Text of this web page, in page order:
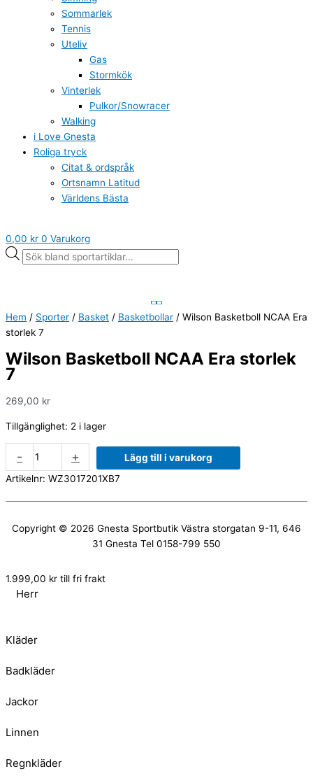
Sommarlek
Tennis
Uteliv
Gas
Stormkök
Vinterlek
Pulkor/Snowracer
Walking
i Love Gnesta
Roliga tryck
Citat & ordspråk
Ortsnamn Latitud
Världens Bästa
0,00 kr 0 Varukorg
Hem / Sporter / Basket / Basketbollar / Wilson Basketboll NCAA Era
storlek 7
Wilson Basketboll NCAA Era storlek
7
269,00 kr
Tillgänglighet: 2 i lager
- +
Lägg till i varukorg
Artikelnr: WZ3017201XB7
Copyright © 2026 Gnesta Sportbutik Västra storgatan 9-11, 646
31 Gnesta Tel 0158-799 550
1.999,00 kr till fri frakt
Herr
Kläder
Badkläder
Jackor
Linnen
Regnkläder